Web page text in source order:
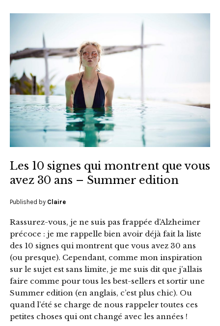
Les 10 signes qui montrent que vous
avez 30 ans – Summer edition
Published by Claire
Rassurez-vous, je ne suis pas frappée d’Alzheimer
précoce : je me rappelle bien avoir déjà fait la liste
des 10 signes qui montrent que vous avez 30 ans
(ou presque). Cependant, comme mon inspiration
sur le sujet est sans limite, je me suis dit que j’allais
faire comme pour tous les best-sellers et sortir une
Summer edition (en anglais, c’est plus chic). Ou
quand l’été se charge de nous rappeler toutes ces
petites choses qui ont changé avec les années !